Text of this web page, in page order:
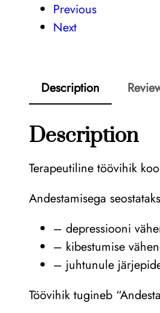
Previous
Next
Description
Description
Terapeutiline töövihik
Andestamisega
– depressiooni
– kibestumise
– juhtunule
Töövihik tugineb